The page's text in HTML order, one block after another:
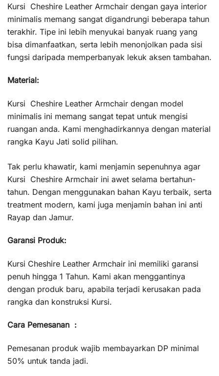
Kursi Cheshire Leather Armchair dengan gaya interior
minimalis memang sangat digandrungi beberapa tahun
terakhir. Tipe ini lebih menyukai banyak ruang yang
bisa dimanfaatkan, serta lebih menonjolkan pada sisi
fungsi daripada memperbanyak lekuk aksen tambahan.
Material:
Kursi Cheshire Leather Armchair dengan model
minimalis ini memang sangat tepat untuk mengisi
ruangan anda. Kami menghadirkannya dengan material
rangka Kayu Jati solid pilihan.
Tak perlu khawatir, kami menjamin sepenuhnya agar
Kursi Cheshire Armchair ini awet selama bertahun-
tahun. Dengan menggunakan bahan Kayu terbaik, serta
treatment modern, kami juga menjamin bahan ini anti
Rayap dan Jamur.
Garansi Produk:
Kursi Cheshire Leather Armchair ini memiliki garansi
penuh hingga 1 Tahun. Kami akan menggantinya
dengan produk baru, apabila terjadi kerusakan pada
rangka dan konstruksi Kursi.
Cara Pemesanan :
Pemesanan produk wajib membayarkan DP minimal
50% untuk tanda jadi.